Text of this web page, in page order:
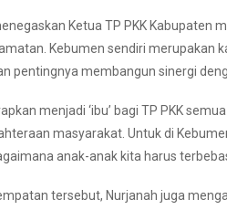
Ketua TP PKK Kabupaten
Kebumen sendiri merupakan
pentingnya membangun sinergi
menjadi ‘ibu’ bagi TP PKK
masyarakat. Untuk di
anak-anak kita harus
tersebut, Nurjanah juga